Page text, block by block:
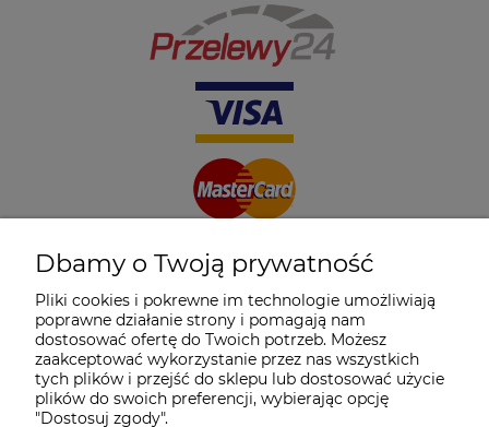
Dbamy o Twoją prywatność
Pliki cookies i pokrewne im technologie umożliwiają
poprawne działanie strony i pomagają nam
dostosować ofertę do Twoich potrzeb. Możesz
zaakceptować wykorzystanie przez nas wszystkich
tych plików i przejść do sklepu lub dostosować użycie
plików do swoich preferencji, wybierając opcję
"Dostosuj zgody".